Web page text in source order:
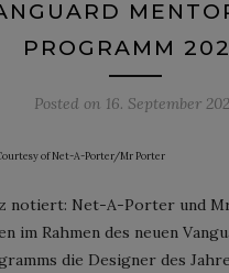
PROGRAMM
Posted on 16. September
of Net-A-Porter/Mr Porter
notiert: Net-A-Porter und
im Rahmen des neuen
die Designer des